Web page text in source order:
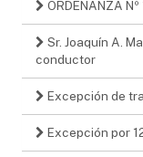
ORDENANZA
Sr. Joaquín A.
conductor
Excepción de
Excepción por